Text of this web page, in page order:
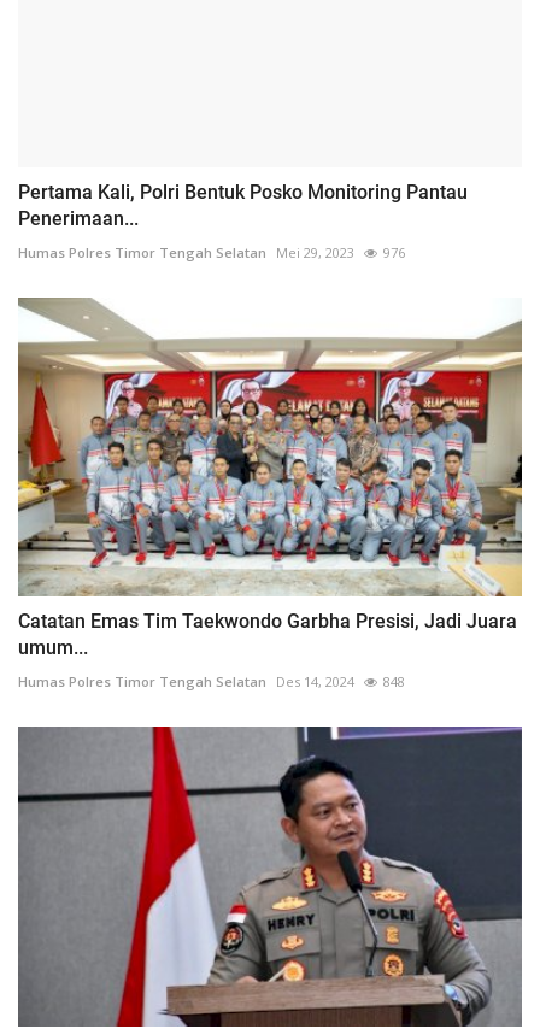
Pertama Kali, Polri Bentuk Posko Monitoring Pantau
Penerimaan...
Humas Polres Timor Tengah Selatan Mei 29, 2023 976
Catatan Emas Tim Taekwondo Garbha Presisi, Jadi Juara
umum...
Humas Polres Timor Tengah Selatan Des 14, 2024 848